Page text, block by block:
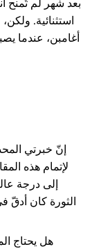
بعد شهر لم تُمنح
استثنائية.
أغامبن، عندما
إنّ خبرتي
لإتمام هذه
إلى درجة
الثورة كان أدقّ في مصر عام
هل يحتاج